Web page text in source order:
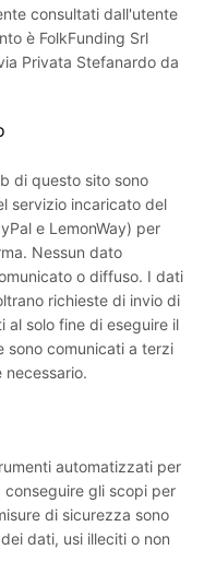
consultati dall'utente
è FolkFunding Srl
Privata Stefanardo da
di questo sito sono
servizio incaricato del
e LemonWay) per
Nessun dato
o diffuso. I dati
richieste di invio di
al solo fine di eseguire il
sono comunicati a terzi
necessario.
automatizzati per
gli scopi per
di sicurezza sono
dati, usi illeciti o non